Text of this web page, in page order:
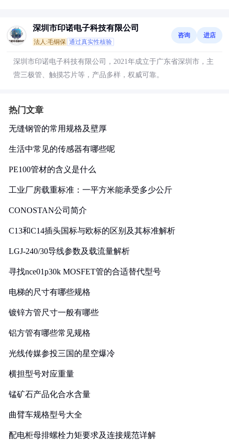
深圳市印诺电子科技有限公司
法人:毛铜保 通过真实性核验
咨询 进店
深圳市印诺电子科技有限公司，2021年成立于广东省深圳市，主
营三极管、触摸芯片等，产品多样，权威可靠。
热门文章
无缝钢管的常用规格及壁厚
生活中常见的传感器有哪些呢
PE100管材的含义是什么
工业厂房载重标准：一平方米能承受多少公斤
CONOSTAN公司简介
C13和C14插头国标与欧标的区别及其标准解析
LGJ-240/30导线参数及载流量解析
寻找nce01p30k MOSFET管的合适替代型号
电梯的尺寸有哪些规格
镀锌方管尺寸一般有哪些
铝方管有哪些常见规格
光线传媒参投三国的星空爆冷
横担型号对应重量
锰矿石产品化合水含量
曲臂车规格型号大全
配电柜母排螺栓力矩要求及连接规范详解